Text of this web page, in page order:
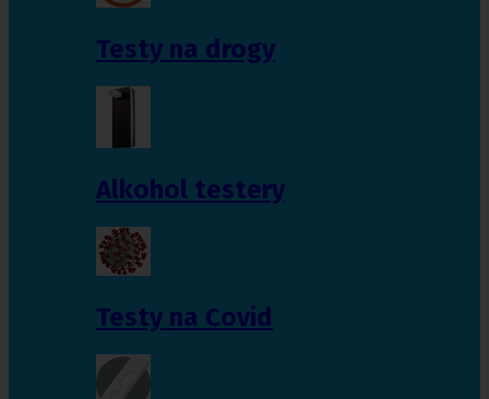
Testy na drogy
Alkohol testery
Testy na Covid